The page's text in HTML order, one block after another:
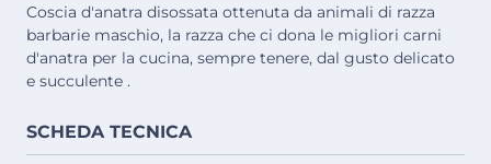
Coscia d'anatra disossata ottenuta da animali di razza
barbarie maschio, la razza che ci dona le migliori carni
d'anatra per la cucina, sempre tenere, dal gusto delicato
e succulente .
SCHEDA TECNICA